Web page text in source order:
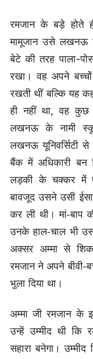
रमजान के बड़े होते
मामूजान उसे लखनऊ
बेटे की तरह पाला-
रखा। वह अपने
रखती थीं बल्कि यह
ही नहीं था, वह कुछ
लखनऊ के नामी स्कूल
लखनऊ यूनिवर्सिटीसे
बैंक में अधिकारी बन
लड़की के चक्कर में
बावजूद उसने उसी
कर ली थी। मां-बाप
उनके हाल-चाल भी
अक्सर अम्मा से
रमजान ने अपने बीवी-
भुला दिया था।
अम्मा जी रमजान के
उन्हें उम्मीद थीकि
सहारा बनेगा।